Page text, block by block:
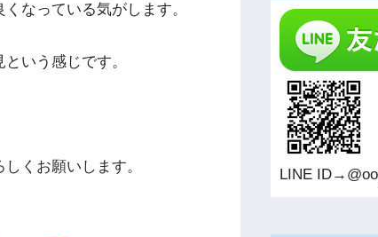
なっている気がします。
いう感じです。
くお願いします。 LINE